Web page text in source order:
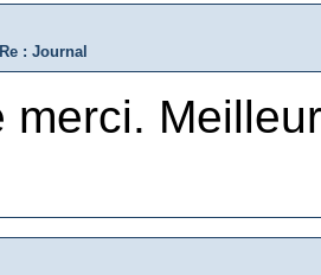
Re : Journal
merci.